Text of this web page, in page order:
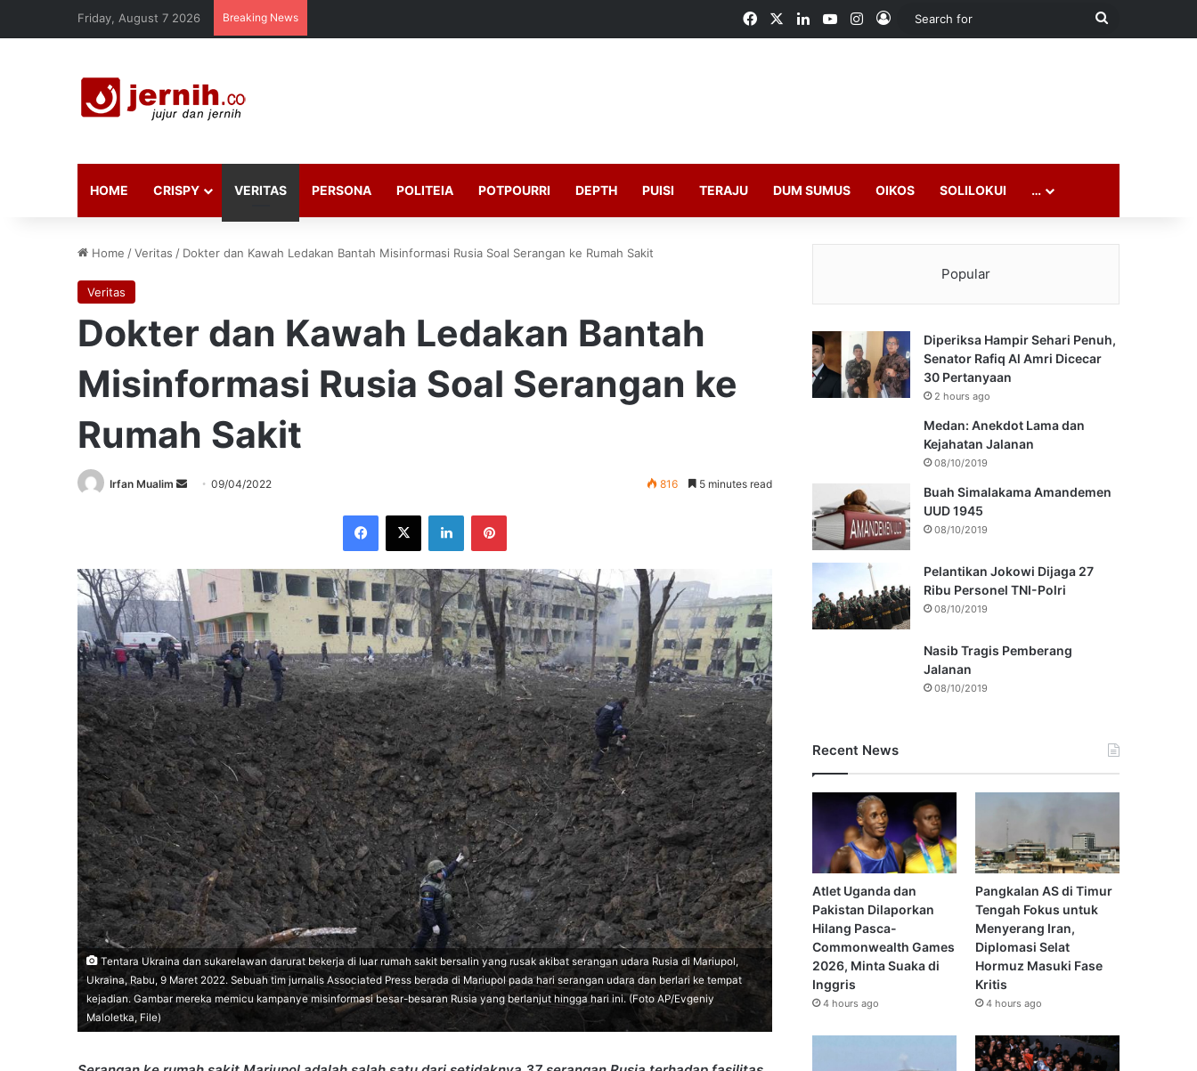
Friday, August 7 2026 Breaking News FacebookLinkedInYouTubeInstagram
Log In
Search
HOME CRISPY VERITAS PERSONA POLITEIA POTPOURRI DEPTH PUISI TERAJU DUM SUMUS OIKOS SOLILOKUI …
Home /Veritas / Dokter dan Kawah Ledakan Bantah Misinformasi Rusia Soal Serangan ke Rumah Sakit
Veritas
Dokter dan Kawah Ledakan Bantah
Misinformasi Rusia Soal Serangan ke
Rumah Sakit
Irfan Mualim
Send09/04/2022 816 5 minutes read
Facebook
X LinkedInPinterest
Tentara Ukraina dan sukarelawan darurat bekerja di luar rumah sakit bersalin yang rusak akibat serangan udara Rusia di Mariupol,
Ukraina, Rabu, 9 Maret 2022. Sebuah tim jurnalis Associated Press berada di Mariupol pada hari serangan udara dan berlari ke tempat
kejadian. Gambar mereka memicu kampanye misinformasi besar-besaran Rusia yang berlanjut hingga hari ini. (Foto AP/Evgeniy
Maloletka, File)
Popular
Diperiksa Hampir Sehari Penuh,
Senator Rafiq Al Amri Dicecar
30 Pertanyaan
2 hours ago
Medan: Anekdot Lama dan
Kejahatan Jalanan
08/10/2019
Buah Simalakama Amandemen
UUD 1945
08/10/2019
Pelantikan Jokowi Dijaga 27
Ribu Personel TNI-Polri
08/10/2019
Nasib Tragis Pemberang
Jalanan
08/10/2019
Recent News
Atlet Uganda dan
Pakistan Dilaporkan
Hilang Pasca-
Commonwealth Games
2026, Minta Suaka di
Inggris
4 hours ago
Pangkalan AS di Timur
Tengah Fokus untuk
Menyerang Iran,
Diplomasi Selat
Hormuz Masuki Fase
Kritis
4 hours ago